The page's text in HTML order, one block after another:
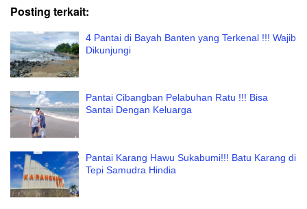
Posting terkait:
4 Pantai di Bayah Banten yang Terkenal !!! Wajib
Dikunjungi
Pantai Cibangban Pelabuhan Ratu !!! Bisa
Santai Dengan Keluarga
Pantai Karang Hawu Sukabumi!!! Batu Karang di
Tepi Samudra Hindia